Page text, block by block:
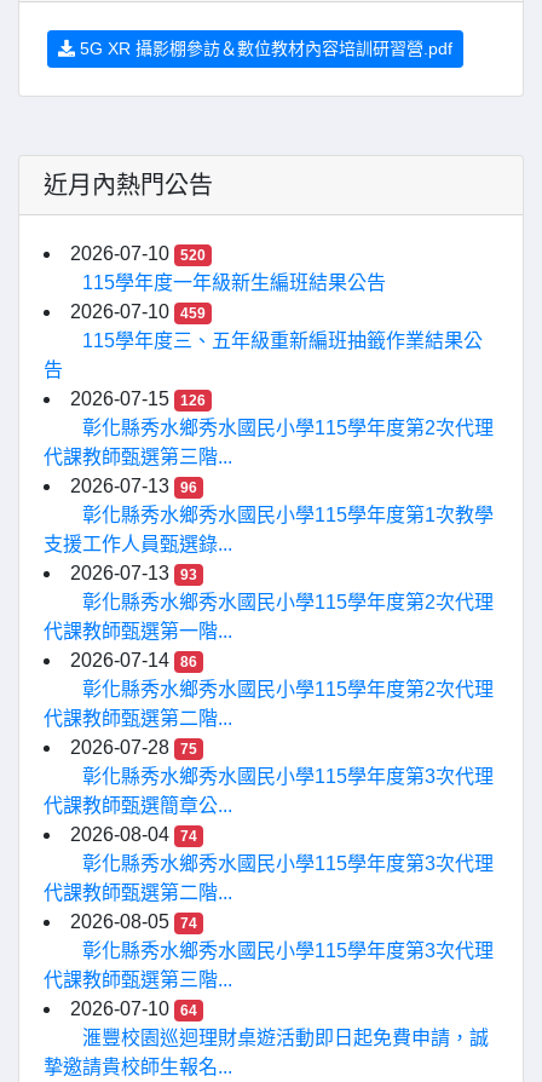
5G XR 攝影棚參訪＆數位教材內容培訓研習營.pdf
近月內熱門公告
2026-07-10 520
115學年度一年級新生編班結果公告
2026-07-10
459
115學年度三、五年級重新編班抽籤作業結果公
告
2026-07-15
126
彰化縣秀水鄉秀水國民小學115學年度第2次代理
代課教師甄選第三階...
2026-07-13
96
彰化縣秀水鄉秀水國民小學115學年度第1次教學
支援工作人員甄選錄...
2026-07-13
93
彰化縣秀水鄉秀水國民小學115學年度第2次代理
代課教師甄選第一階...
2026-07-14
86
彰化縣秀水鄉秀水國民小學115學年度第2次代理
代課教師甄選第二階...
2026-07-28
75
彰化縣秀水鄉秀水國民小學115學年度第3次代理
代課教師甄選簡章公...
2026-08-04
74
彰化縣秀水鄉秀水國民小學115學年度第3次代理
代課教師甄選第二階...
2026-08-05
74
彰化縣秀水鄉秀水國民小學115學年度第3次代理
代課教師甄選第三階...
2026-07-10
64
滙豐校園巡迴理財桌遊活動即日起免費申請，誠
摯邀請貴校師生報名...